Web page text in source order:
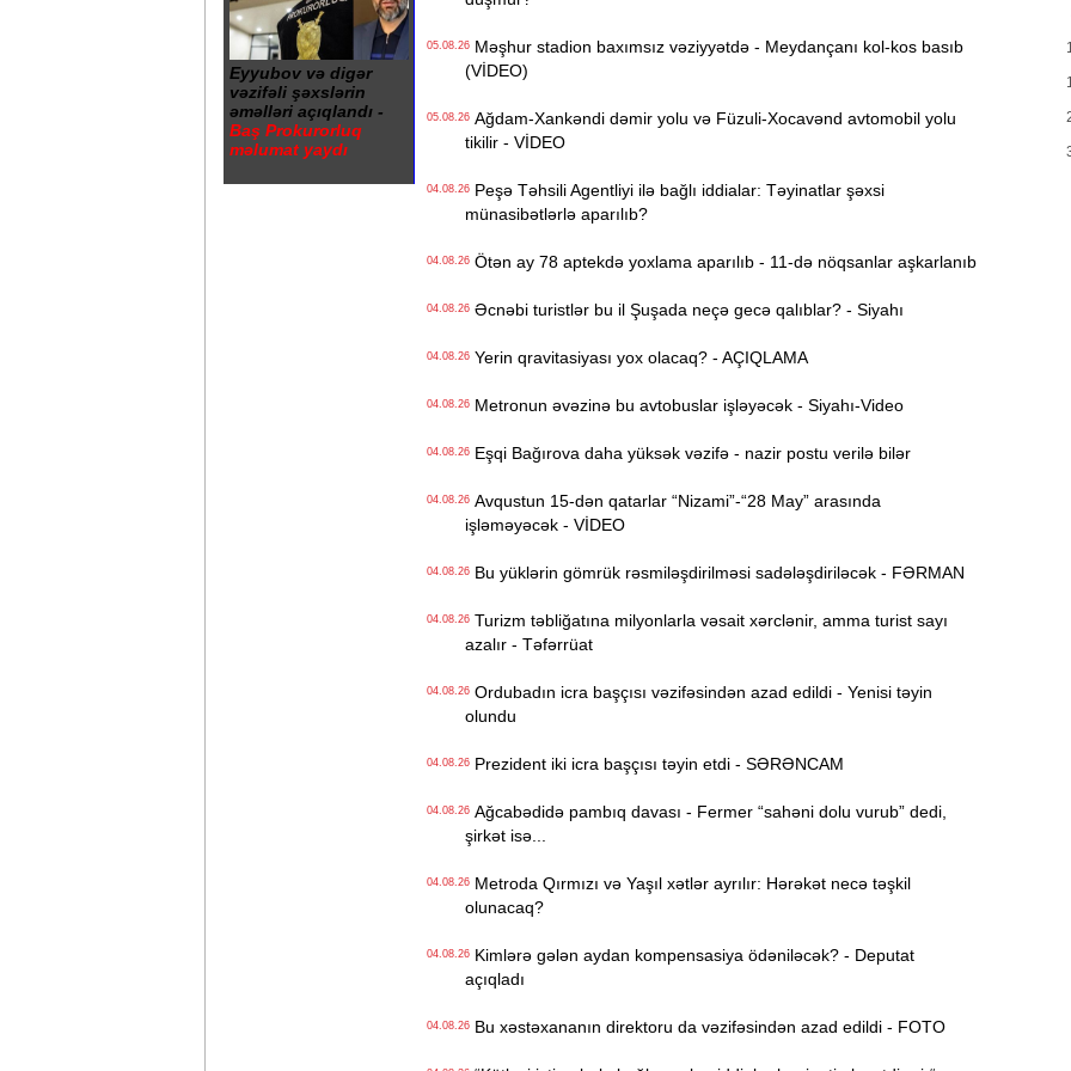
Eyyubov və digər
vəzifəli şəxslərin
əməlləri açıqlandı -
Baş Prokurorluq
məlumat yaydı
05.08.26Məşhur stadion baxımsız vəziyyətdə - Meydançanı kol-kos basıb
(VİDEO)
05.08.26Ağdam-Xankəndi dəmir yolu və Füzuli-Xocavənd avtomobil yolu
tikilir - VİDEO
04.08.26Peşə Təhsili Agentliyi ilə bağlı iddialar: Təyinatlar şəxsi
münasibətlərlə aparılıb?
04.08.26Ötən ay 78 aptekdə yoxlama aparılıb - 11-də nöqsanlar aşkarlanıb
04.08.26Əcnəbi turistlər bu il Şuşada neçə gecə qalıblar? - Siyahı
04.08.26Yerin qravitasiyası yox olacaq? - AÇIQLAMA
04.08.26Metronun əvəzinə bu avtobuslar işləyəcək - Siyahı-Video
04.08.26Eşqi Bağırova daha yüksək vəzifə - nazir postu verilə bilər
04.08.26Avqustun 15-dən qatarlar “Nizami”-“28 May” arasında
işləməyəcək - VİDEO
04.08.26Bu yüklərin gömrük rəsmiləşdirilməsi sadələşdiriləcək - FƏRMAN
04.08.26Turizm təbliğatına milyonlarla vəsait xərclənir, amma turist sayı
azalır - Təfərrüat
04.08.26Ordubadın icra başçısı vəzifəsindən azad edildi - Yenisi təyin
olundu
04.08.26Prezident iki icra başçısı təyin etdi - SƏRƏNCAM
04.08.26Ağcabədidə pambıq davası - Fermer “sahəni dolu vurub” dedi,
şirkət isə...
04.08.26Metroda Qırmızı və Yaşıl xətlər ayrılır: Hərəkət necə təşkil
olunacaq?
04.08.26Kimlərə gələn aydan kompensasiya ödəniləcək? - Deputat
açıqladı
04.08.26Bu xəstəxananın direktoru da vəzifəsindən azad edildi - FOTO